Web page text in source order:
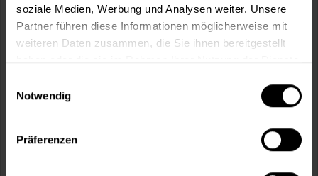
soziale Medien, Werbung und Analysen weiter. Unsere
Partner führen diese Informationen möglicherweise mit
weiteren Daten zusammen, die Sie ihnen bereitgestellt
Notwendig
Präferenzen
In denWarenkorb